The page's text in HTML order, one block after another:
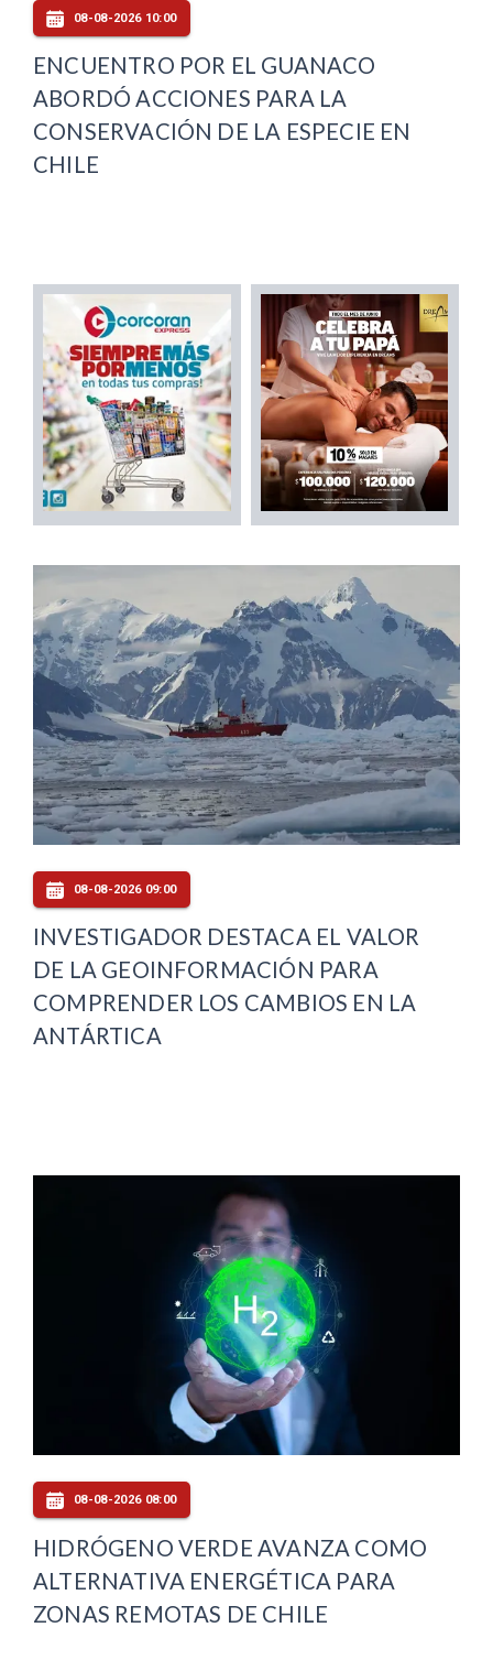
08-08-2026 10:00
ENCUENTRO POR EL GUANACO
ABORDÓ ACCIONES PARA LA
CONSERVACIÓN DE LA ESPECIE EN
CHILE
08-08-2026 09:00
INVESTIGADOR DESTACA EL VALOR
DE LA GEOINFORMACIÓN PARA
COMPRENDER LOS CAMBIOS EN LA
ANTÁRTICA
08-08-2026 08:00
HIDRÓGENO VERDE AVANZA COMO
ALTERNATIVA ENERGÉTICA PARA
ZONAS REMOTAS DE CHILE